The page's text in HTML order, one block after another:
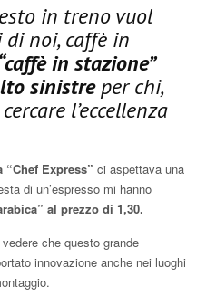
in treno vuol
di noi, caffè in
in stazione”
sinistreper chi,
l’eccellenza
“Chef Express” ci aspettava una
di un’espresso mi hanno
al prezzo di 1,30.
che questo grande
innovazione anche nei luoghi